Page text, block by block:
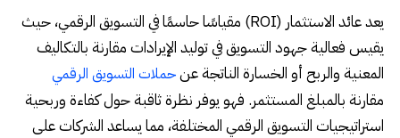
يعد عائد الاستثمار (ROI) مقياسًا حاسمًا في التسويق الرقمي، حيث
يقيس فعالية جهود التسويق في توليد الإيرادات مقارنة بالتكاليف
المعنية والربح أو الخسارة الناتجة عنحملات التسويق الرقمي
مقارنة بالمبلغ المستثمر. فهو يوفر نظرة ثاقبة حول كفاءة وربحية
استراتيجيات التسويق الرقمي المختلفة، مما يساعد الشركات على